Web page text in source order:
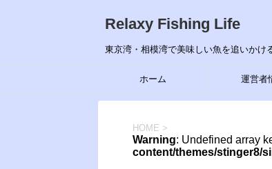
Relaxy Fishing Life
東京湾・相模湾で美味しい魚を追いかけ
ホーム 運営者
HOME >
Warning: Undefined array
content/themes/stinger8/